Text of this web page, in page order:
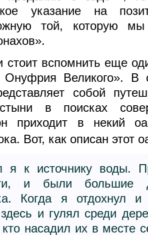
указание на
той, которую
стоит вспомнить еще
Великого». В
собой
в поисках
приходит в некий
Вот, как описан этот
я к источнику воды.
и были большие
Когда я отдохнул
и гулял среди
кто насадил их в месте